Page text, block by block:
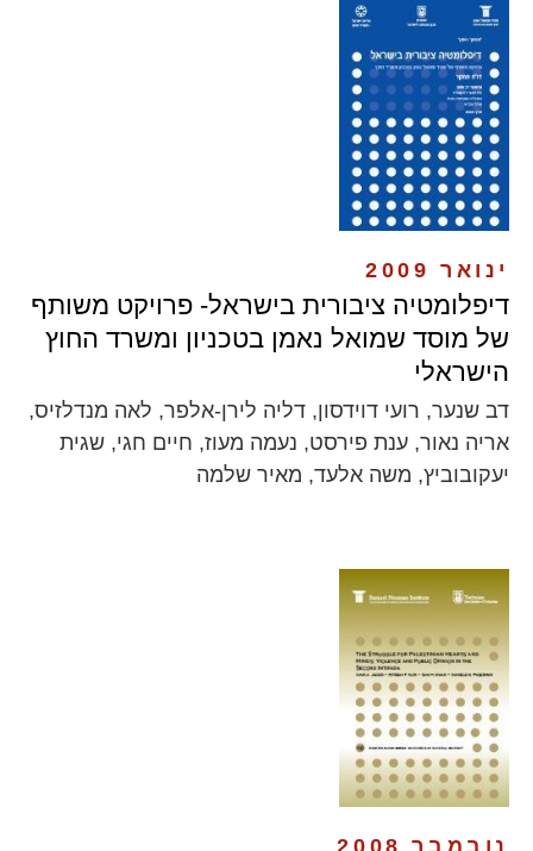
ינואר 2009
דיפלומטיה ציבורית בישראל- פרויקט משותף
של מוסד שמואל נאמן בטכניון ומשרד החוץ
הישראלי
דב שנער, רועי דוידסון, דליה לירן-אלפר, לאה מנדלזיס,
אריה נאור, ענת פירסט, נעמה מעוז, חיים חגי, שגית
יעקובוביץ, משה אלעד, מאיר שלמה
נובמבר 2008